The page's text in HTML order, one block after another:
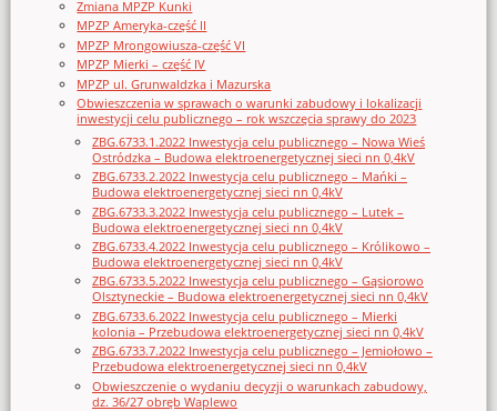
Zmiana MPZP Kunki
MPZP Ameryka-część II
MPZP Mrongowiusza-część VI
MPZP Mierki – część IV
MPZP ul. Grunwaldzka i Mazurska
Obwieszczenia w sprawach o warunki zabudowy i lokalizacji
inwestycji celu publicznego – rok wszczęcia sprawy do 2023
ZBG.6733.1.2022 Inwestycja celu publicznego – Nowa Wieś
Ostródzka – Budowa elektroenergetycznej sieci nn 0,4kV
ZBG.6733.2.2022 Inwestycja celu publicznego – Mańki –
Budowa elektroenergetycznej sieci nn 0,4kV
ZBG.6733.3.2022 Inwestycja celu publicznego – Lutek –
Budowa elektroenergetycznej sieci nn 0,4kV
ZBG.6733.4.2022 Inwestycja celu publicznego – Królikowo –
Budowa elektroenergetycznej sieci nn 0,4kV
ZBG.6733.5.2022 Inwestycja celu publicznego – Gąsiorowo
Olsztyneckie – Budowa elektroenergetycznej sieci nn 0,4kV
ZBG.6733.6.2022 Inwestycja celu publicznego – Mierki
kolonia – Przebudowa elektroenergetycznej sieci nn 0,4kV
ZBG.6733.7.2022 Inwestycja celu publicznego – Jemiołowo –
Przebudowa elektroenergetycznej sieci nn 0,4kV
Obwieszczenie o wydaniu decyzji o warunkach zabudowy,
dz. 36/27 obręb Waplewo